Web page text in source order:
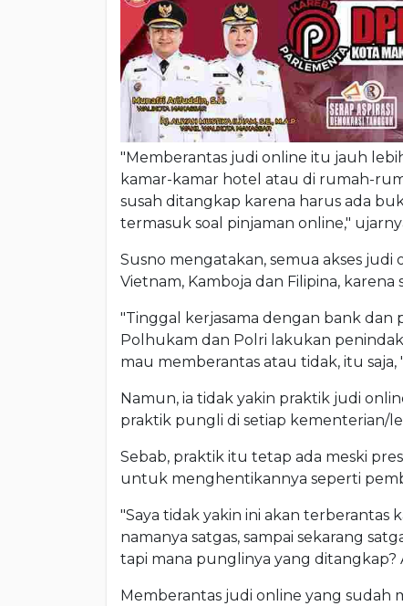
"Memberantas judi online itu jauh
kamar-kamar hotel atau di rumah-
susah ditangkap karena harus ada
termasuk soal pinjaman online,"
Susno mengatakan, semua akses
Vietnam, Kamboja dan Filipina, karena
"Tinggal kerjasama dengan bank dan
Polhukam dan Polri lakukan
mau memberantas atau tidak, itu saja,
Namun, ia tidak yakin praktik judi
praktik pungli di setiap kementerian/
Sebab, praktik itu tetap ada meski
untuk menghentikannya seperti
"Saya tidak yakin ini akan terberantas
namanya satgas, sampai sekarang
tapi mana punglinya yang ditangkap?
Memberantas judi online yang sudah